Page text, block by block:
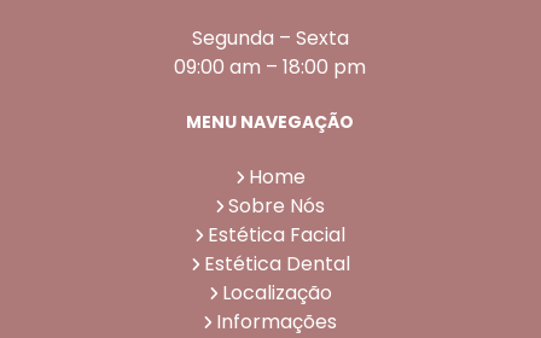
Segunda – Sexta
09:00 am – 18:00 pm
MENU NAVEGAÇÃO
Home
Sobre Nós
Estética Facial
Estética Dental
Localização
Informações